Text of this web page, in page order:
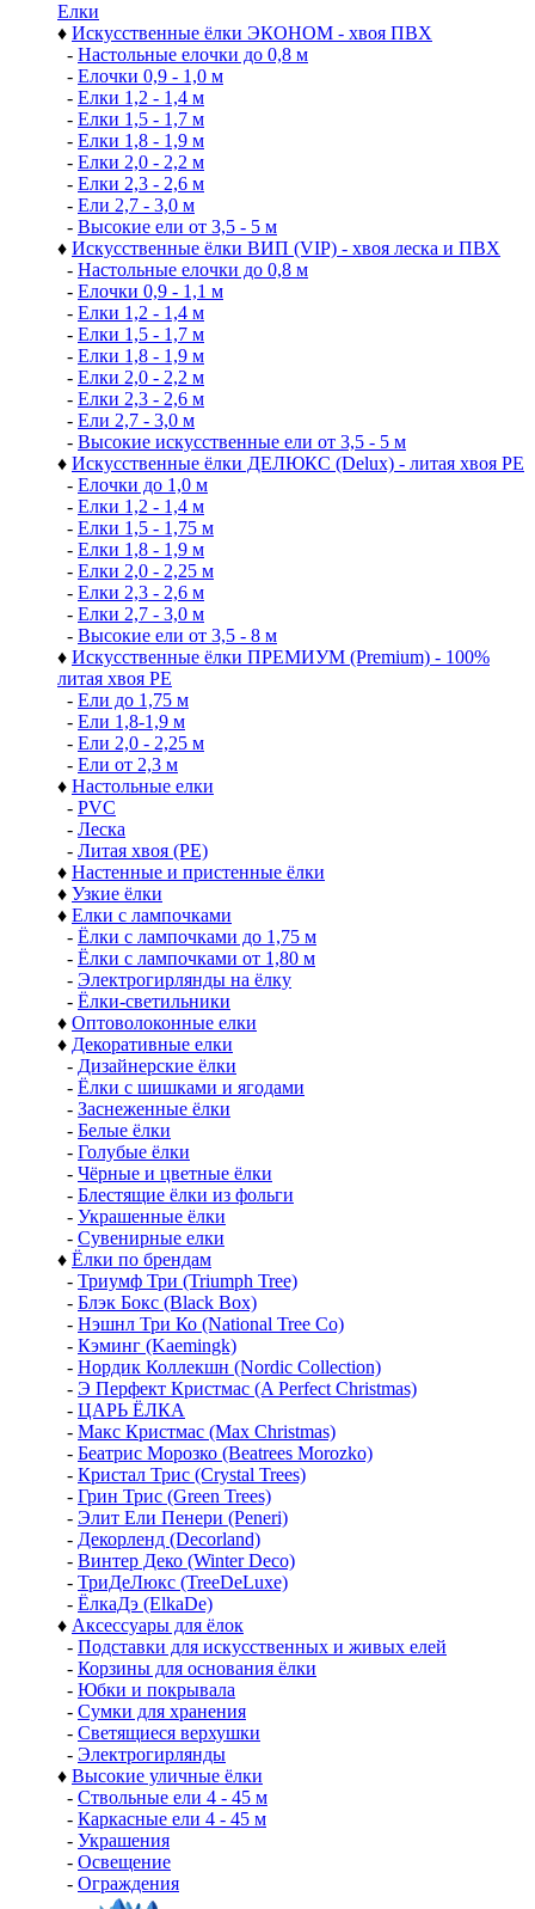
Елки
♦ Искусственные ёлки ЭКОНОМ - хвоя ПВХ
- Настольные елочки до 0,8 м
- Елочки 0,9 - 1,0 м
- Елки 1,2 - 1,4 м
- Елки 1,5 - 1,7 м
- Елки 1,8 - 1,9 м
- Елки 2,0 - 2,2 м
- Елки 2,3 - 2,6 м
- Ели 2,7 - 3,0 м
- Высокие ели от 3,5 - 5 м
♦ Искусственные ёлки ВИП (VIP) - хвоя леска и ПВХ
- Настольные елочки до 0,8 м
- Елочки 0,9 - 1,1 м
- Елки 1,2 - 1,4 м
- Елки 1,5 - 1,7 м
- Елки 1,8 - 1,9 м
- Елки 2,0 - 2,2 м
- Елки 2,3 - 2,6 м
- Ели 2,7 - 3,0 м
- Высокие искусственные ели от 3,5 - 5 м
♦ Искусственные ёлки ДЕЛЮКС (Delux) - литая хвоя РЕ
- Елочки до 1,0 м
- Елки 1,2 - 1,4 м
- Елки 1,5 - 1,75 м
- Елки 1,8 - 1,9 м
- Елки 2,0 - 2,25 м
- Елки 2,3 - 2,6 м
- Елки 2,7 - 3,0 м
- Высокие ели от 3,5 - 8 м
♦ Искусственные ёлки ПРЕМИУМ (Premium) - 100%
литая хвоя РЕ
- Ели до 1,75 м
- Ели 1,8-1,9 м
- Ели 2,0 - 2,25 м
- Ели от 2,3 м
♦ Настольные елки
- PVC
- Леска
- Литая хвоя (РЕ)
♦ Настенные и пристенные ёлки
♦ Узкие ёлки
♦ Елки с лампочками
- Ёлки с лампочками до 1,75 м
- Ёлки с лампочками от 1,80 м
- Электрогирлянды на ёлку
- Ёлки-светильники
♦ Оптоволоконные елки
♦ Декоративные елки
- Дизайнерские ёлки
- Ёлки с шишками и ягодами
- Заснеженные ёлки
- Белые ёлки
- Голубые ёлки
- Чёрные и цветные ёлки
- Блестящие ёлки из фольги
- Украшенные ёлки
- Сувенирные елки
♦ Ёлки по брендам
- Триумф Три (Triumph Tree)
- Блэк Бокс (Black Box)
- Нэшнл Три Ко (National Tree Co)
- Кэминг (Kaemingk)
- Нордик Коллекшн (Nordic Collection)
- Э Перфект Кристмас (A Perfect Christmas)
- ЦАРЬ ЁЛКА
- Макс Кристмас (Max Christmas)
- Беатрис Морозко (Beatrees Morozko)
- Кристал Трис (Crystal Trees)
- Грин Трис (Green Trees)
- Элит Ели Пенери (Peneri)
- Декорленд (Decorland)
- Винтер Деко (Winter Deco)
- ТриДеЛюкс (TreeDeLuxe)
- ЁлкаДэ (ElkaDe)
♦ Аксессуары для ёлок
- Подставки для искусственных и живых елей
- Корзины для основания ёлки
- Юбки и покрывала
- Сумки для хранения
- Светящиеся верхушки
- Электрогирлянды
♦ Высокие уличные ёлки
- Ствольные ели 4 - 45 м
- Каркасные ели 4 - 45 м
- Украшения
- Освещение
- Ограждения